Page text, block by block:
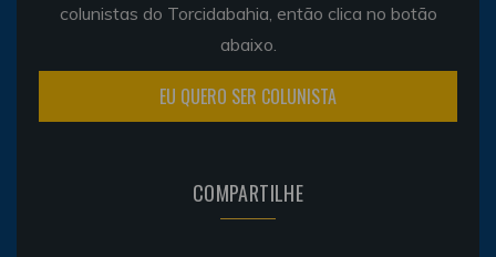
colunistas do Torcidabahia, então clica no botão
abaixo.
EU QUERO SER COLUNISTA
COMPARTILHE